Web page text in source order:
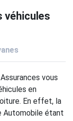
véhicules
vous
en
En effet, la
Automobile étant